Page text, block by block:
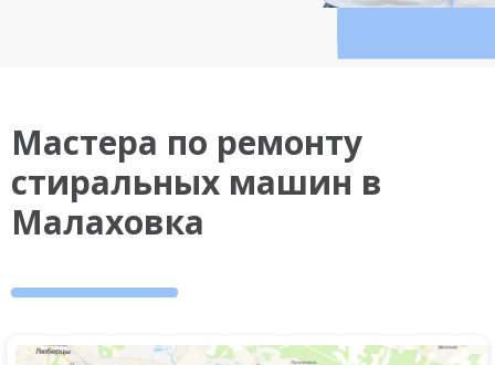
Мастера по ремонту
стиральных машин в
Малаховка